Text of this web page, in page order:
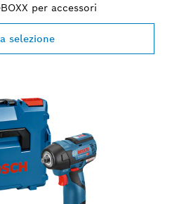
per accessori
selezione